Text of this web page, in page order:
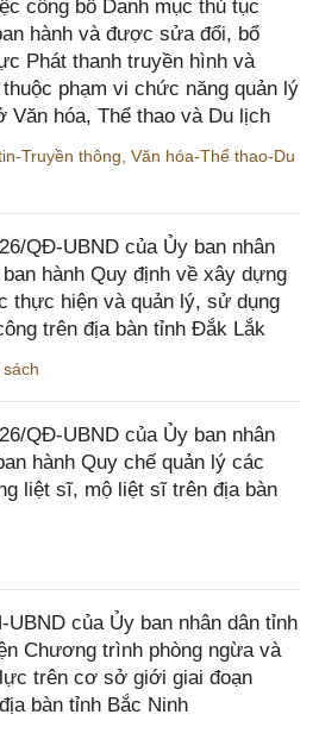
công bố Danh mục thủ tục
hành và được sửa đổi, bổ
Phát thanh truyền hình và
phạm vi chức năng quản lý
Văn hóa, Thể thao và Du lịch
Truyền thông Văn hóa-Thể thao-Du
QĐ-UBND của Ủy ban nhân
hành Quy định về xây dựng
thực hiện và quản lý, sử dụng
trên địa bàn tỉnh Đắk Lắk
QĐ-UBND của Ủy ban nhân
hành Quy chế quản lý các
liệt sĩ, mộ liệt sĩ trên địa bàn
UBND của Ủy ban nhân dân tỉnh
Chương trình phòng ngừa và
trên cơ sở giới giai đoạn
bàn tỉnh Bắc Ninh